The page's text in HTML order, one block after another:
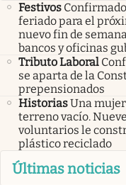
Festivos
feriado para el
nuevo fin de
bancos y oficinas
Tributo Laboral
se aparta de la
prepensionados
HistoriasUna
terreno vacío.
voluntarios le
plástico reciclado
Últimas noticias